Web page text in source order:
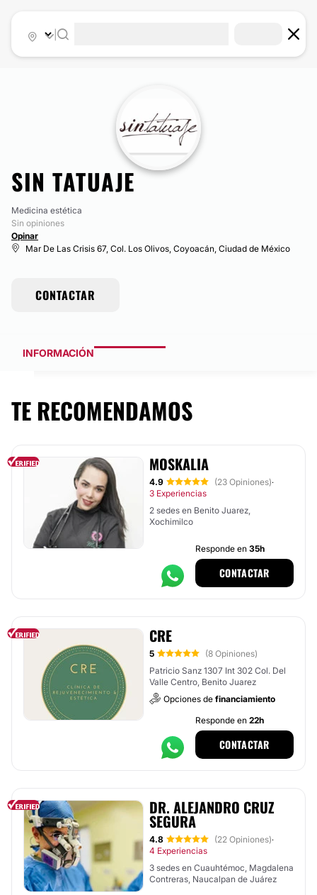
SIN TATUAJE
Medicina estética
Sin opiniones
Opinar
Mar De Las Crisis 67, Col. Los Olivos, Coyoacán, Ciudad de México
CONTACTAR
INFORMACIÓN
TE RECOMENDAMOS
MOSKALIA
4.9 (23 Opiniones)·
3 Experiencias
2 sedes en Benito Juarez,
Xochimilco
Responde en 35h
CONTACTAR
CRE
5
(8 Opiniones)
Patricio Sanz 1307 Int 302 Col. Del
Valle Centro, Benito Juarez
Opciones de financiamiento
Responde en 22h
CONTACTAR
DR. ALEJANDRO CRUZ
SEGURA
4.8 (22 Opiniones)·
4 Experiencias
3 sedes en Cuauhtémoc, Magdalena
Contreras, Naucalpan de Juárez